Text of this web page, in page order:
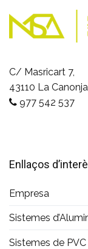
C/ Masricart 7,
43110 La
977 542 537
Enllaços
Empresa
Sistemes
Sistemes de PVC